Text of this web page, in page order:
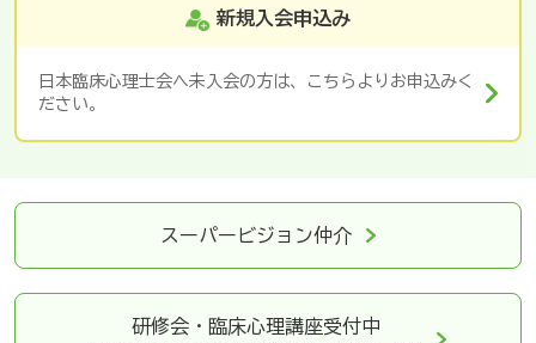
新規入会申込み
日本臨床心理士会へ未入会の方は、こちらよりお申込みく
ださい。
スーパービジョン仲介
研修会・臨床心理講座受付中